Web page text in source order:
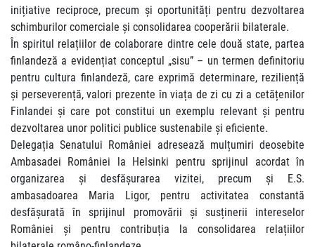
inițiative reciproce, precum și oportunități pentru dezvoltarea
schimburilor comerciale și consolidarea cooperării bilaterale.
În spiritul relațiilor de colaborare dintre cele două state, partea
finlandeză a evidențiat conceptul „sisu” – un termen definitoriu
pentru cultura finlandeză, care exprimă determinare, reziliență
și perseverență, valori prezente în viața de zi cu zi a cetățenilor
Finlandei și care pot constitui un exemplu relevant și pentru
dezvoltarea unor politici publice sustenabile și eficiente.
Delegația Senatului României adresează mulțumiri deosebite
Ambasadei României la Helsinki pentru sprijinul acordat în
organizarea și desfășurarea vizitei, precum și E.S.
ambasadoarea Maria Ligor, pentru activitatea constantă
desfășurată în sprijinul promovării și susținerii intereselor
României și pentru contribuția la consolidarea relațiilor